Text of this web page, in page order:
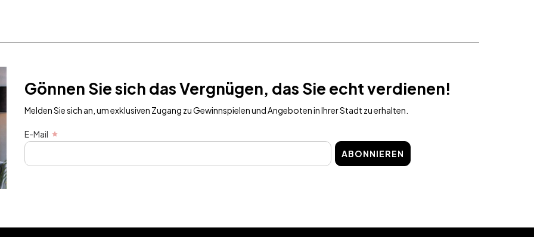
Gönnen Sie sich das Vergnügen, das Sie echt verdienen!
Melden Sie sich an, um exklusiven Zugang zu Gewinnspielen und Angeboten in Ihrer Stadt zu erhalten.
E-Mail
ABONNIEREN